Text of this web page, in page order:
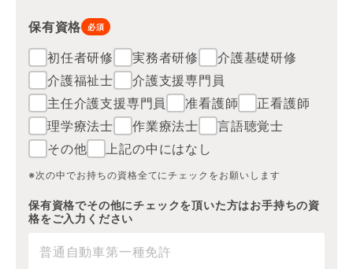
保有資格 必須
初任者研修 実務者研修
介護基礎研修
介護福祉士
介護支援専門員
主任介護支援専門員
准看護師
正看護師
理学療法士
作業療法士
言語聴覚士
その他
上記の中にはなし
※次の中でお持ちの資格全てにチェックをお願いします
保有資格でその他にチェックを頂いた方はお手持ちの資
格をご入力ください